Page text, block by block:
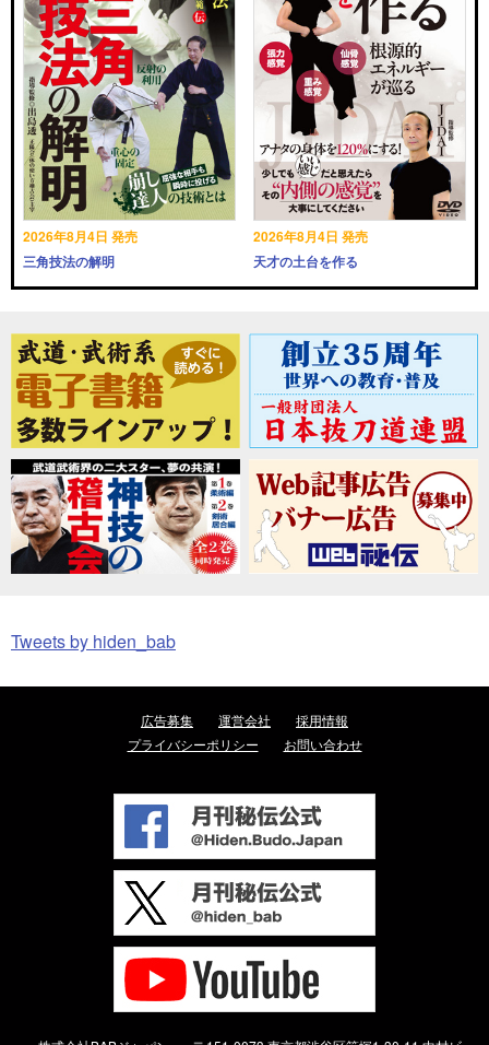
2026年8月4日 発売
三角技法の解明
2026年8月4日 発売
天才の土台を作る
Tweets by hiden_bab
広告募集 運営会社
採用情報
プライバシーポリシー
お問い合わせ